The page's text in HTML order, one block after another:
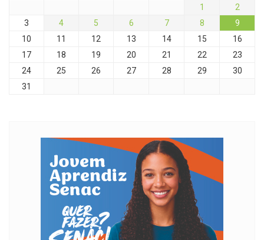
1
2
3
4 5 6 7 8
9
10
11 12 13 14 15
16
17
18 19 20 21 22
23
24
25 26 27 28 29
30
31